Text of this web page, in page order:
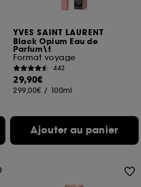
YVES SAINT LAURENT
Black Opium Eau de
Parfum\t
Format voyage
442
29,90€
299,00€ / 100ml
Ajouter au panier